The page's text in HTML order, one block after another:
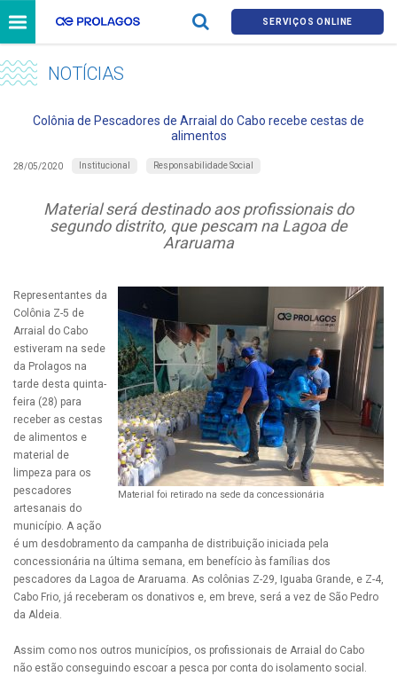
SERVIÇOS ONLINE
NOTÍCIAS
Colônia de Pescadores de Arraial do Cabo recebe cestas de
alimentos
28/05/2020 Institucional Responsabilidade Social
Material será destinado aos profissionais do
segundo distrito, que pescam na Lagoa de
Araruama
Material foi retirado na sede da concessionária
Representantes da
Colônia Z-5 de
Arraial do Cabo
estiveram na sede
da Prolagos na
tarde desta quinta-
feira (28) para
receber as cestas
de alimentos e
material de
limpeza para os
pescadores
artesanais do
município. A ação
é um desdobramento da campanha de distribuição iniciada pela
concessionária na última semana, em benefício às famílias dos
pescadores da Lagoa de Araruama. As colônias Z-29, Iguaba Grande, e Z-4,
Cabo Frio, já receberam os donativos e, em breve, será a vez de São Pedro
da Aldeia.
Assim como nos outros municípios, os profissionais de Arraial do Cabo
não estão conseguindo escoar a pesca por conta do isolamento social.